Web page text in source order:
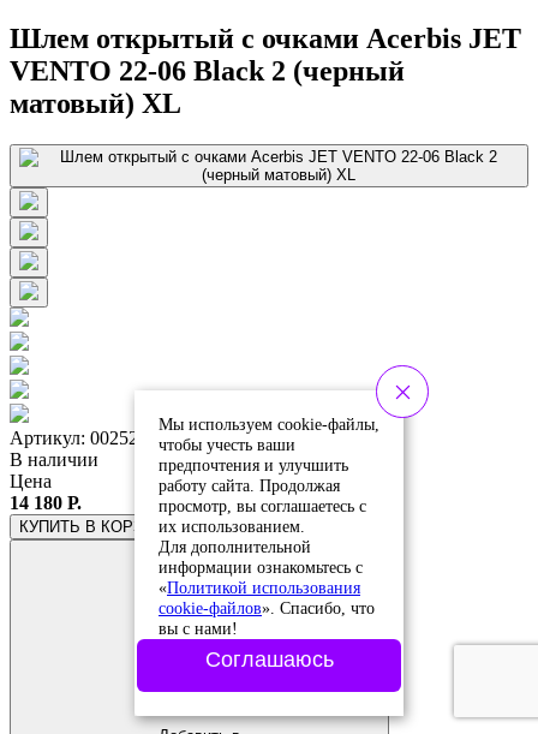
Шлем открытый с очками Acerbis JET
VENTO 22-06 Black 2 (черный
матовый) XL
Артикул: 0025273.091.068
В наличии
Цена
14 180 Р.
КУПИТЬ В КОРЗИНЕ
Мы используем cookie-файлы,
чтобы учесть ваши
предпочтения и улучшить
работу сайта. Продолжая
просмотр, вы соглашаетесь с
их использованием.
Для дополнительной
информации ознакомьтесь с
«Политикой использования
cookie-файлов». Спасибо, что
вы с нами!
Соглашаюсь